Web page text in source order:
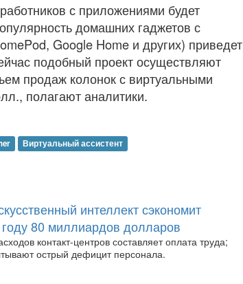
с приложениями будет
домашних гаджетов с
Google Home и других) приведет
подобный проект осуществляют
продаж колонок с виртуальными
полагают аналитики.
Виртуальный ассистент
интеллект сэкономит
году 80 миллиардов долларов
контакт-центров составляет оплата труда;
острый дефицит персонала.